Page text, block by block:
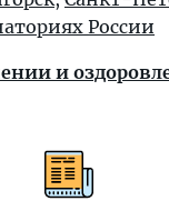
России
и